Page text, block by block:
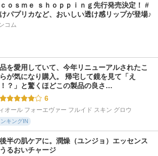
ｏｓｍｅ ｓｈｏｐｐｉｎｇ先行発売決定！ #
パプリカなど、おいしい透け感リップが登場♪
コム
品を愛用していて、今年リニューアルされたこ
が気になり購入。 帰宅して鏡を見て「え
？」と驚くほどこの製品の良さ…
6
オール フォーエヴァー フルイド スキン グロウ
ンキングIN
半の肌ケアに。潤燥（ユンジョ）エッセンス
るおいチャージ